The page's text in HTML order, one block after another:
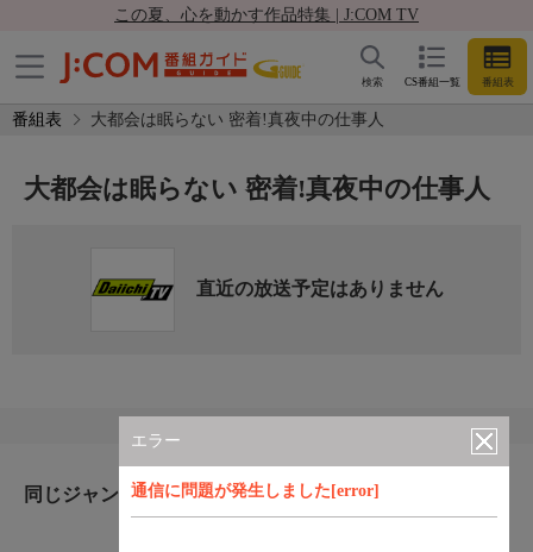
この夏、心を動かす作品特集 | J:COM TV
CS番組一覧 番組表
検索
番組表 大都会は眠らない 密着!真夜中の仕事人
エラー
通信に問題が発生しました[error]
大都会は眠らない 密着!真夜中の仕事人
直近の放送予定はありません
同じジャンルのおすすめ番組